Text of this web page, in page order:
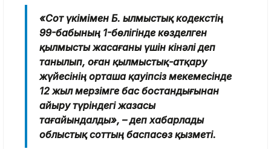
«Сот үкімімен Б. Қылмыстық кодекстің
99-бабының 1-бөлігінде көзделген
қылмысты жасағаны үшін кінәлі деп
танылып, оған қылмыстық-атқару
жүйесінің орташа қауіпсіз мекемесінде
12 жыл мерзімге бас бостандығынан
айыру түріндегі жазасы
тағайындалды», – деп хабарлады
облыстық соттың баспасөз қызметі.